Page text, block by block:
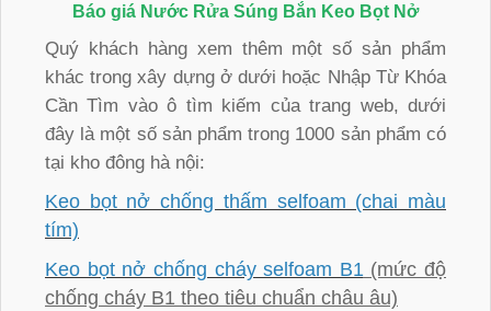
Báo giá Nước Rửa Súng Bắn Keo Bọt Nở
Quý khách hàng xem thêm một số sản phẩm
khác trong xây dựng ở dưới hoặc Nhập Từ Khóa
Cần Tìm vào ô tìm kiếm của trang web, dưới
đây là một số sản phẩm trong 1000 sản phẩm có
tại kho đông hà nội:
Keo bọt nở chống thấm selfoam (chai màu
tím)
Keo bọt nở chống cháy selfoam B1(mức độ
chống cháy B1 theo tiêu chuẩn châu âu)